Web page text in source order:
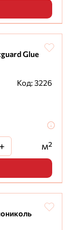
Glue
Код: 3226
+ м²